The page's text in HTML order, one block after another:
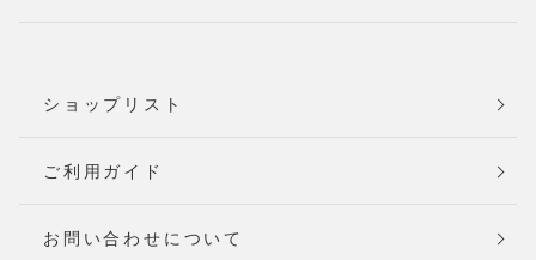
ショップリスト
ご利用ガイド
お問い合わせについて